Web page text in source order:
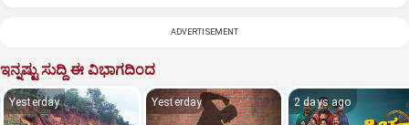
ADVERTISEMENT
ಇನ್ನಷ್ಟು ಸುದ್ದಿ ಈ ವಿಭಾಗದಿಂದ
Yesterday Yesterday 2 days ago